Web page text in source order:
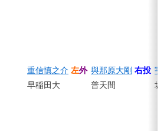
重信慎之介 左外
早稲田大
與那原大剛 右投
普天間
宇
城